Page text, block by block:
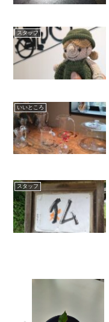
スタッフ
いいところ
スタッフ